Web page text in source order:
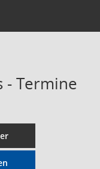
- Termine